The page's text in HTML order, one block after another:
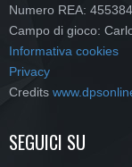
Numero REA:
Campo di gioco:
Informativa cookies
Privacy
Credits
SEGUICI SU